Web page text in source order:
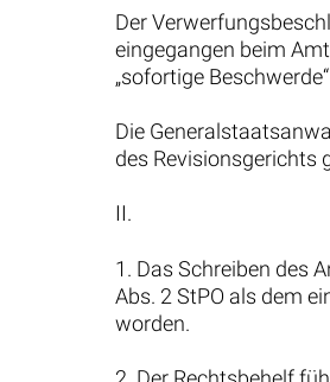
Der
eingegangen beim
„sofortige
Die
des Revisionsgerichts
II.
1. Das Schreiben des
Abs. 2 StPO als dem
worden.